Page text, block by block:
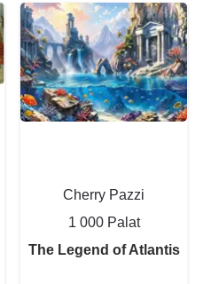
Cherry Pazzi
1 000 Palat
The Legend of Atlantis